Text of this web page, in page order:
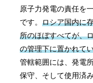
原子力発電の責任を
です。ロシア国内に
所のほぼすべてが、
の管理下に置かれて
管轄範囲には、発電
保守、そして使用済